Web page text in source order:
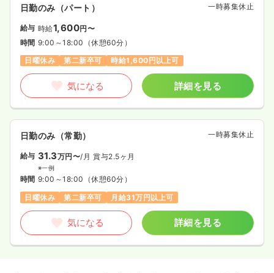
日勤のみ（パート） 一時募集休止
給与 時給1,600円〜
時間 9:00～18:00 （休憩60分）
日曜休み
第二新卒可 時給1,600円以上可
気になる 詳細を見る
日勤のみ（常勤） 一時募集休止
給与 31.3万円〜/月 賞与2.5ヶ月
※一例
時間 9:00～18:00 （休憩60分）
日曜休み
第二新卒可 月給31万円以上可
気になる 詳細を見る